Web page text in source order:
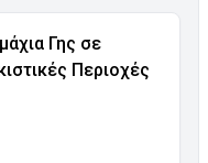
Γης σε
Περιοχές